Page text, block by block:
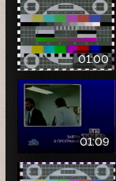
01:00
01:09